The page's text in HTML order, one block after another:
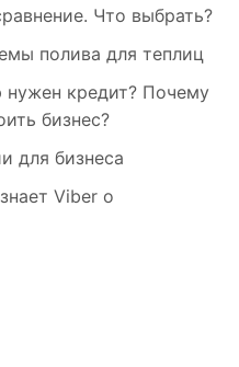
Что выбрать?
полива для теплиц
кредит? Почему
бизнес?
для бизнеса
Viber о